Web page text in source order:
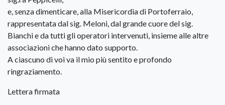
e, senza dimenticare, alla Misericordia di Portoferraio,
rappresentata dal sig. Meloni, dal grande cuore del sig.
Bianchi e da tutti gli operatori intervenuti, insieme alle altre
associazioni che hanno dato supporto.
A ciascuno di voi va il mio più sentito e profondo
ringraziamento.
Lettera firmata